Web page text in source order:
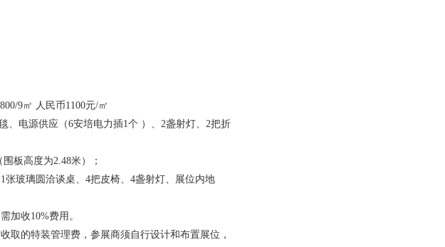
置
9㎡ 人民币1100元/㎡
、电源供应（6安培电力插1个 ）、2盏射灯、2把折
板高度为2.48米）；
玻璃圆洽谈桌、4把皮椅、4盏射灯、展位内地
加收10%费用。
取的特装管理费，参展商须自行设计和布置展位，